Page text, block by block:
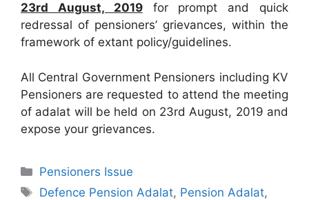
23rd August, 2019for prompt and quick
redressal of pensioners’ grievances, within the
framework of extant policy/guidelines.
All Central Government Pensioners including KV
Pensioners are requested to attend the meeting
of adalat will be held on 23rd August, 2019 and
expose your grievances.
Categories
Pensioners Issue
Tags
Defence Pension Adalat, Pension Adalat,